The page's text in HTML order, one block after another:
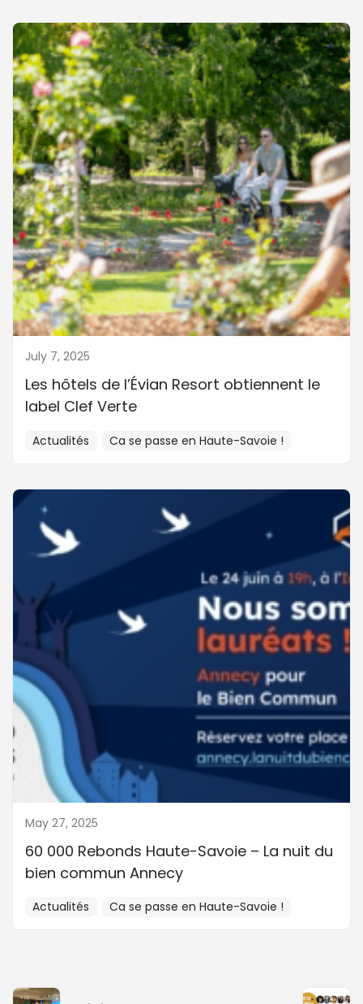
July 7, 2025
Les hôtels de l’Évian Resort obtiennent le
label Clef Verte
Actualités Ca se passe en Haute-Savoie !
May 27, 2025
60 000 Rebonds Haute-Savoie – La nuit du
bien commun Annecy
Actualités Ca se passe en Haute-Savoie !